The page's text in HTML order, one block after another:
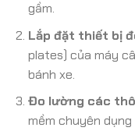
gầm.
Lắp đặt thiết bị
plates) của máy
bánh xe.
Đo lường các
mềm chuyên